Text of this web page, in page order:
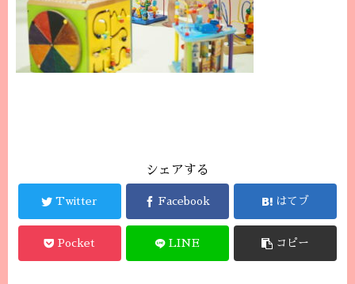
シェアする
Twitter Facebook はてブ
Pocket LINE コピー